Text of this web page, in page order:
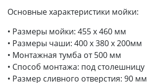
Основные характеристики мойки:
• Размеры мойки: 455 x 460 мм
• Размеры чаши: 400 x 380 х 200мм
• Монтажная тумба от 500 мм
• Способ монтажа: под столешницу
• Размер сливного отверстия: 90 мм